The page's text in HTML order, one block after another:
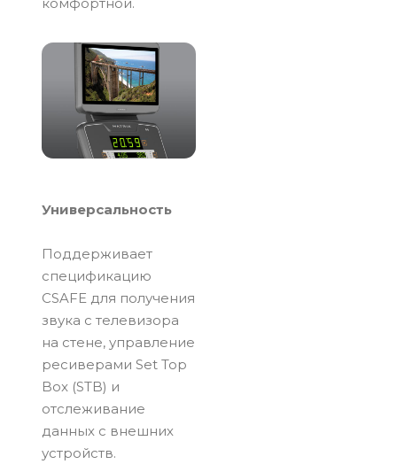
комфортной.
Универсальность
Поддерживает
спецификацию
CSAFE для получения
звука с телевизора
на стене, управление
ресиверами Set Top
Box (STB) и
отслеживание
данных с внешних
устройств.